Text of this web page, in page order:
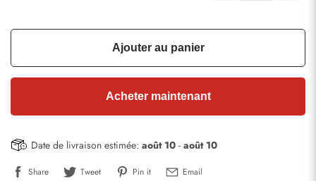
Ajouter au panier
Acheter maintenant
Date de livraison estimée: août 10 - août 10
Share Tweet Pin it Email